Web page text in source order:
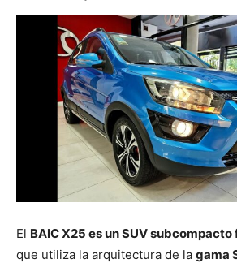
El BAIC X25 es un SUV
que utiliza la arquitectura de la gama